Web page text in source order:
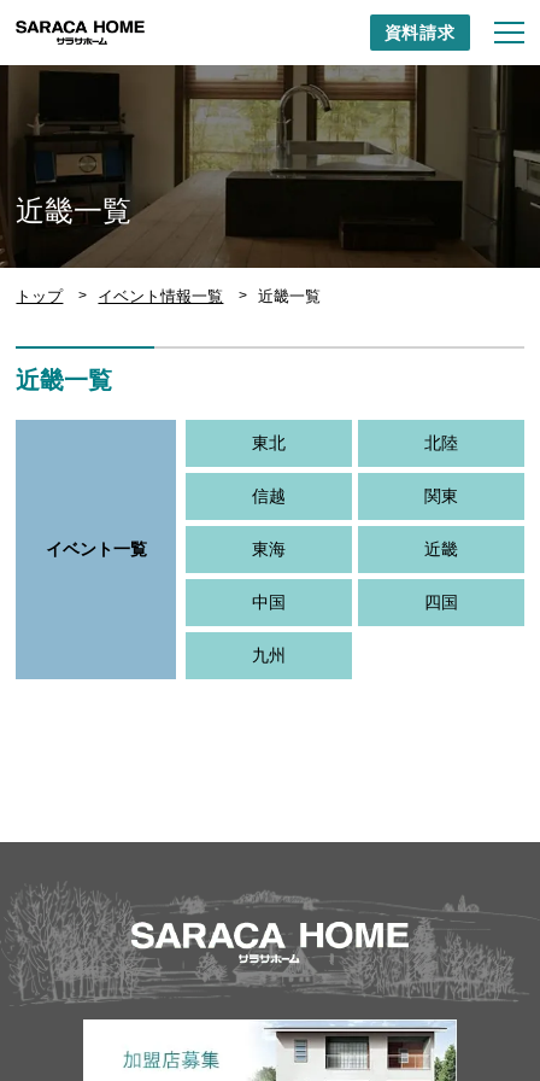
資料請求
近畿一覧
トップ イベント情報一覧 近畿一覧
近畿一覧
イベント一覧
東北 北陸
信越 関東
東海 近畿
中国 四国
九州